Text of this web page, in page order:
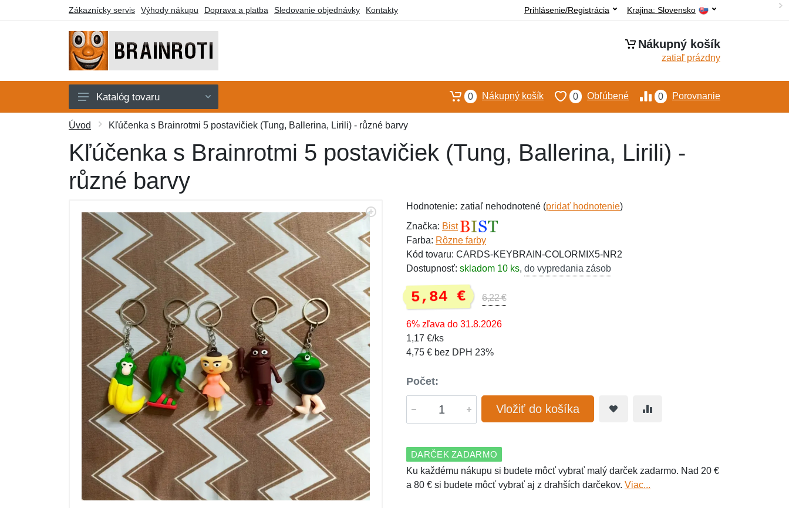
Zákaznícky servis Výhody nákupu Doprava a platba Sledovanie objednávky Kontakty Krajina: Slovensko
Prihlásenie/Registrácia
Nákupný košík
zatiaľ prázdny
Karty
Kľúčenky
Samolepky
Tričká
Ďalší tovar
Výpredaj
Katalóg tovaru 0 Porovnanie
0 Obľúbené
0 Nákupný košík
Úvod Kľúčenka s Brainrotmi 5 postavičiek (Tung, Ballerina, Lirili) - různé barvy
Kľúčenka s Brainrotmi 5 postavičiek (Tung, Ballerina, Lirili) -
různé barvy
Hodnotenie: zatiaľ nehodnotené (pridať hodnotenie)
Značka: Bist
Farba: Rôzne farby
Kód tovaru: CARDS-KEYBRAIN-COLORMIX5-NR2
Dostupnosť: skladom 10 ks, do vypredania zásob
5,84 € 6,22 €
6% zľava do 31.8.2026
1,17 €/ks
4,75 € bez DPH 23%
Počet:
Vložiť do košíka
DARČEK ZADARMO
Ku každému nákupu si budete môcť vybrať malý darček zadarmo. Nad 20 €
a 80 € si budete môcť vybrať aj z drahších darčekov. Viac...